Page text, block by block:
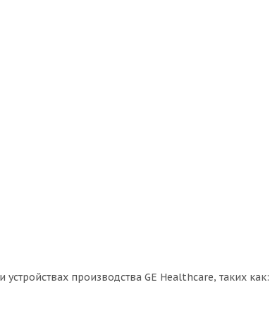
производства GE Healthcare, таких как: